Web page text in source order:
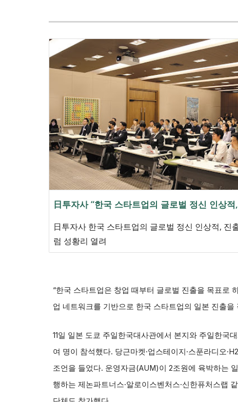
日투자사 “한국 스타트업의 글로벌 정신 인상
日투자사 한국 스타트업의 글로벌 정신 인상적, 진
럼 성황리 열려
“한국 스타트업은 창업 때부터 글로벌 진출을 목표로
업 네트워크를 기반으로 한국 스타트업의 일본 진출
11일 일본 도쿄 주일한국대사관에서 본지와 주일한
여 명이 참석했다. 당근마켓·업스테이지·스푼라디오
조언을 들었다. 운영자금(AUM)이 2조원에 육박하는
행하는 제논파트너스·알로이스벤처스·신한퓨처스랩